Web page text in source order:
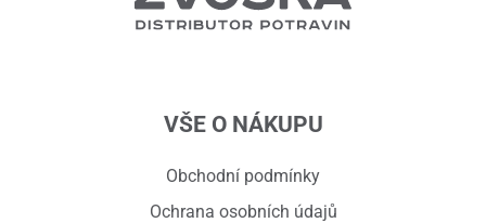
VŠE O NÁKUPU
Obchodní podmínky
Ochrana osobních údajů